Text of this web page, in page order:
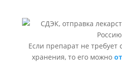
Если препарат не требует
хранения, то его можно